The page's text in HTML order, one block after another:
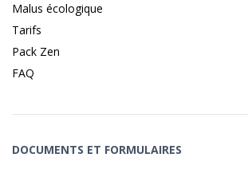
Malus écologique
Tarifs
Pack Zen
FAQ
DOCUMENTS ET FORMULAIRES